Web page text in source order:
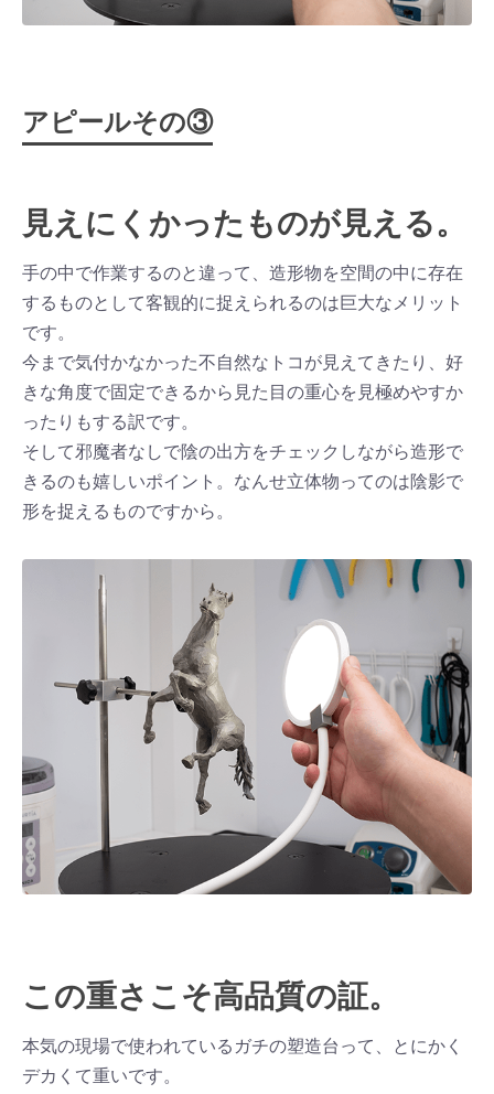
アピールその③
見えにくかったものが見える。
手の中で作業するのと違って、造形物を空間の中に存在
するものとして客観的に捉えられるのは巨大なメリット
です。
今まで気付かなかった不自然なトコが見えてきたり、好
きな角度で固定できるから見た目の重心を見極めやすか
ったりもする訳です。
そして邪魔者なしで陰の出方をチェックしながら造形で
きるのも嬉しいポイント。なんせ立体物ってのは陰影で
形を捉えるものですから。
この重さこそ高品質の証。
本気の現場で使われているガチの塑造台って、とにかく
デカくて重いです。